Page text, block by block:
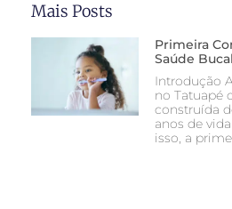
Mais Posts
Primeira
Saúde
Introdução
no Tatuapé
construída
anos de
isso, a